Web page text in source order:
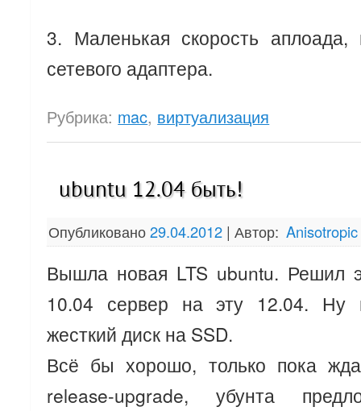
3. Маленькая скорость
сетевого адаптера.
Рубрика: mac, виртуализация
ubuntu 12.04 быть!
Опубликовано 29.04.2012 |Автор: Anisotropic
Вышла новая LTS ubuntu. Решил
10.04 сервер на эту 12.04. Ну
жесткий диск на SSD.
Всё бы хорошо, только пока
release-upgrade, убунта